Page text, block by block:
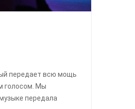
передает всю мощь
голосом. Мы
передала